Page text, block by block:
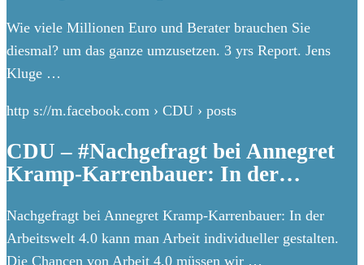
Wie viele Millionen Euro und Berater brauchen Sie
diesmal? um das ganze umzusetzen. 3 yrs Report. Jens
Kluge …
http s://m.facebook.com › CDU › posts
CDU – #Nachgefragt bei Annegret
Kramp-Karrenbauer: In der…
Nachgefragt bei Annegret Kramp-Karrenbauer: In der
Arbeitswelt 4.0 kann man Arbeit individueller gestalten. ‍ ‍
Die Chancen von Arbeit 4.0 müssen wir …